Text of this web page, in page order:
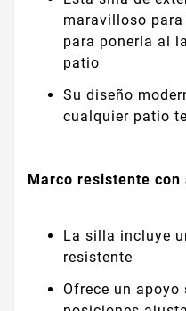
maravilloso
para ponerla al
patio
Su diseño
cualquier patio
Marco resistente con
La silla incluye
resistente
Ofrece un apoyo